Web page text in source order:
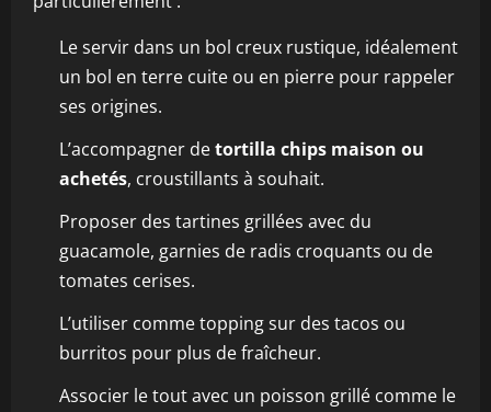
Le servir dans un bol creux rustique, idéalement
un bol en terre cuite ou en pierre pour rappeler
ses origines.
L’accompagner detortilla chips maison ou
achetés, croustillants à souhait.
Proposer des tartines grillées avec du
guacamole, garnies de radis croquants ou de
tomates cerises.
L’utiliser comme topping sur des tacos ou
burritos pour plus de fraîcheur.
Associer le tout avec un poisson grillé comme le